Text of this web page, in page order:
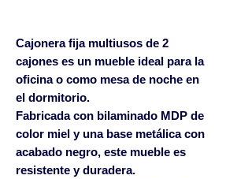
Cajonera fija multiusos de 2
cajones es un mueble ideal para la
oficina o como mesa de noche en
el dormitorio.
Fabricada con bilaminado MDP de
color miel y una base metálica con
acabado negro, este mueble es
resistente y duradera.